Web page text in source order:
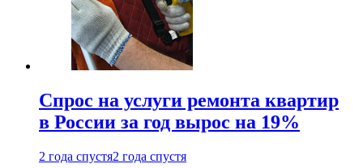
Спрос на услуги ремонта квартир
в России за год вырос на 19%
2 года спустя2 года спустя